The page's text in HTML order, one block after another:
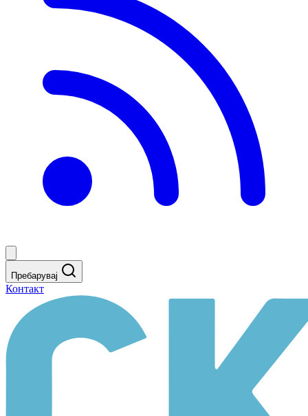
Пребарувај
Контакт